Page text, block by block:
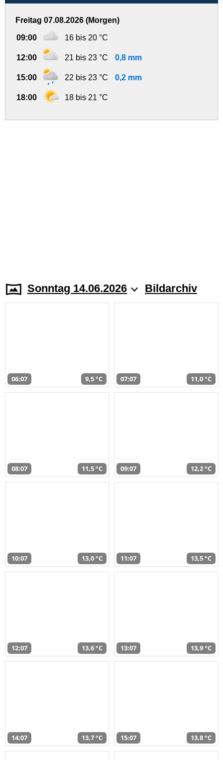
Freitag 07.08.2026 (Morgen)
09:00 16 bis 20 °C
12:00 21 bis 23 °C 0,8 mm
15:00 22 bis 23 °C 0,2 mm
18:00 18 bis 21 °C
Sonntag 14.06.2026 Bildarchiv
06:07 9,5 °C 07:07 11,0 °C
08:07 11,5 °C 09:07 12,2 °C
10:07 13,0 °C 11:07 13,5 °C
12:07 13,6 °C 13:07 13,9 °C
14:07 13,7 °C 15:07 13,8 °C